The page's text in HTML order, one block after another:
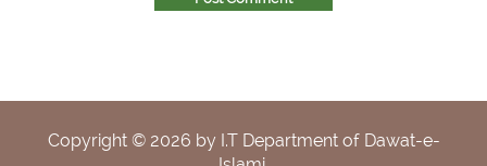
Copyright © 2026 by I.T Department of Dawat-e-